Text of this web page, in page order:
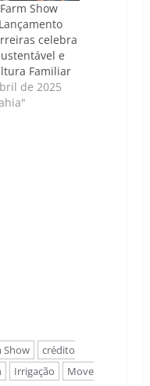
Show
celebra
e
Familiar
de 2025
Show
crédito
Irrigação
Move